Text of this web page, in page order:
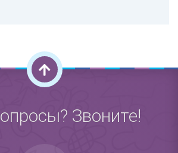
Звоните!